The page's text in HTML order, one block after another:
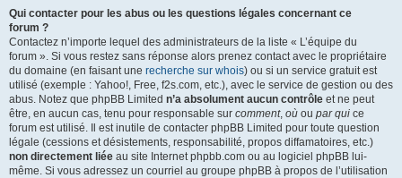
Qui contacter pour les abus ou les questions légales concernant ce
forum ?
Contactez n’importe lequel des administrateurs de la liste « L’équipe du
forum ». Si vous restez sans réponse alors prenez contact avec le propriétaire
du domaine (en faisant une recherche sur whois) ou si un service gratuit est
utilisé (exemple : Yahoo!, Free, f2s.com, etc.), avec le service de gestion ou des
abus. Notez que phpBB Limited n’a absolument aucun contrôle et ne peut
être, en aucun cas, tenu pour responsable sur comment, où ou par qui ce
forum est utilisé. Il est inutile de contacter phpBB Limited pour toute question
légale (cessions et désistements, responsabilité, propos diffamatoires, etc.)
non directement liée au site Internet phpbb.com ou au logiciel phpBB lui-
même. Si vous adressez un courriel au groupe phpBB à propos de l’utilisation